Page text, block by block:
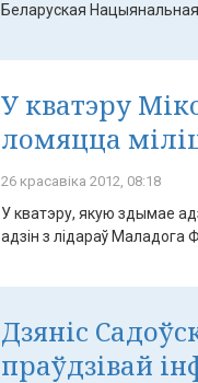
Беларуская
У кватэру
ломяцца
26 красавіка 2012, 08:18
У кватэру, якую здымае
адзін з лідараў Маладога
Дзяніс
праўдзівай